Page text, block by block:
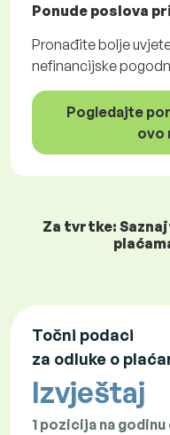
Ponude poslova
Pronađite bolje
nefinancijske
Pogledajte
ovo
Za tvrtke:
Točni podaci
za odluke o
Izvještaj
1 pozicija na godinu